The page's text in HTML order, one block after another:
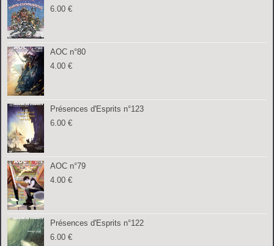
6.00€
AOC n°80
4.00€
Présences d'Esprits n°123
6.00€
AOC n°79
4.00€
Présences d'Esprits n°122
6.00€